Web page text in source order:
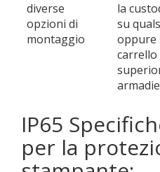
diverse
opzioni di
montaggio
la
su
oppure
carrello
IP65
per la